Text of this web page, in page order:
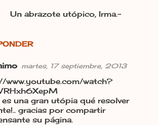
Un abrazote utópico, Irma.-
martes, 17 septiembre, 2013
www.youtube.com/watch?
una gran utópia qué resolver
gracias por compartir
su página.